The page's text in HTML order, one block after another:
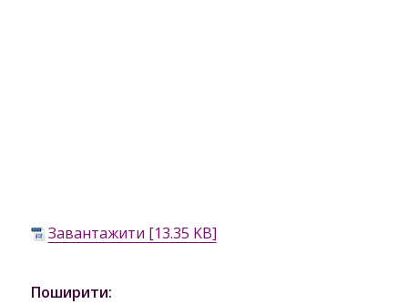
Завантажити [13.35 KB]
Поширити: